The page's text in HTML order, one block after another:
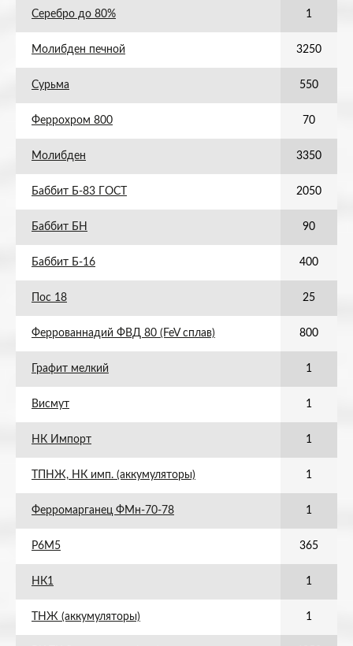
Серебро до 80% 1
Молибден печной 3250
Сурьма 550
Феррохром 800 70
Молибден 3350
Баббит Б-83 ГОСТ 2050
Баббит БН 90
Баббит Б-16 400
Пос 18 25
Феррованнадий ФВД 80 (FeV сплав) 800
Графит мелкий 1
Висмут 1
НК Импорт 1
ТПНЖ, НК имп. (аккумуляторы) 1
Ферромарганец ФМн-70-78 1
Р6М5 365
НК1 1
ТНЖ (аккумуляторы) 1